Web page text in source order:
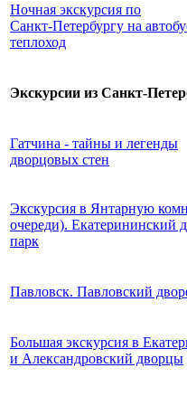
Ночная экскурсия по
Санкт‑Петербургу на
теплоход
Экскурсии из Санкт-
Гатчина ‑ тайны и легенды
дворцовых стен
Экскурсия в Янтарную
очереди). Екатерининский
парк
Павловск. Павловский
Большая экскурсия в
и Александровский дворцы